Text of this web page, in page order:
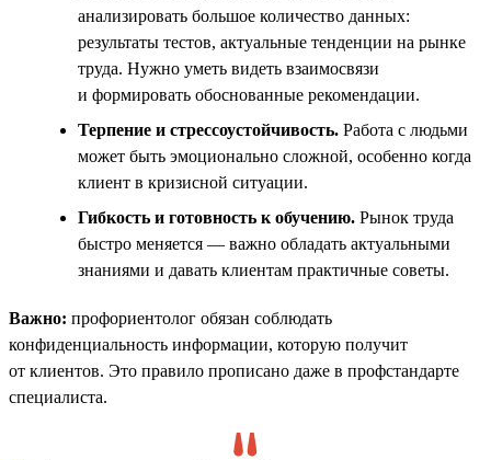
анализировать большое количество данных:
результаты тестов, актуальные тенденции на рынке
труда. Нужно уметь видеть взаимосвязи
и формировать обоснованные рекомендации.
Терпение и стрессоустойчивость. Работа с людьми
может быть эмоционально сложной, особенно когда
клиент в кризисной ситуации.
Гибкость и готовность к обучению. Рынок труда
быстро меняется — важно обладать актуальными
знаниями и давать клиентам практичные советы.
Важно: профориентолог обязан соблюдать
конфиденциальность информации, которую получит
от клиентов. Это правило прописано даже в профстандарте
специалиста.